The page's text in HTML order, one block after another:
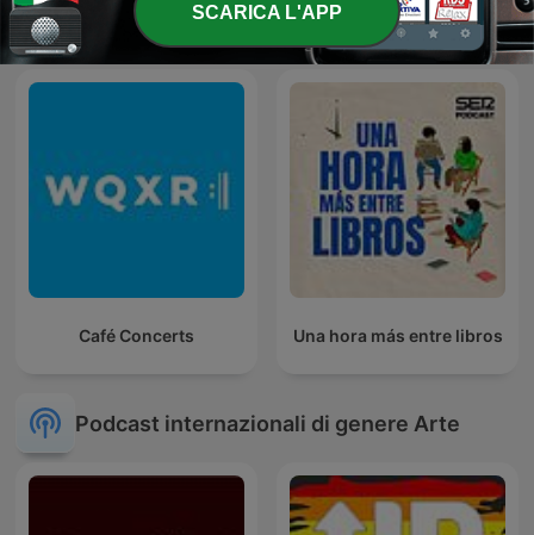
أغرب القضايا Eneide
Café Concerts Una hora más entre libros
Podcast internazionali di genere Arte
SCARICA L'APP